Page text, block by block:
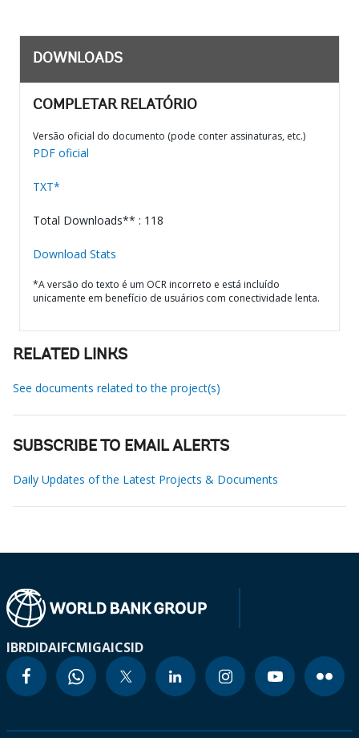
DOWNLOADS
COMPLETAR RELATÓRIO
Versão oficial do documento (pode conter assinaturas, etc.)
PDF oficial
TXT*
Total Downloads** : 118
Download Stats
*A versão do texto é um OCR incorreto e está incluído
unicamente em benefício de usuários com conectividade lenta.
RELATED LINKS
See documents related to the project(s)
SUBSCRIBE TO EMAIL ALERTS
Daily Updates of the Latest Projects & Documents
IBRDIDAIFCMIGAICSID